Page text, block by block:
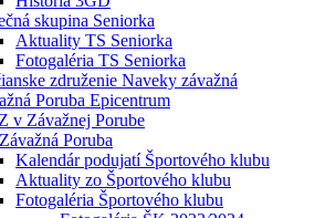
skupina Seniorka
Aktuality TS Seniorka
Fotogaléria TS Seniorka
združenie Naveky závažná
Poruba Epicentrum
v Závažnej Porube
Poruba
Kalendár podujatí Športového klubu
Aktuality zo Športového klubu
Fotogaléria Športového klubu